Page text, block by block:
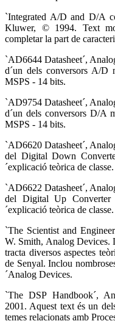
`Integrated A/D and D/A
Kluwer, © 1994. Text
completar la part de
`AD6644 Datasheet´,
d´un dels conversors A/D
MSPS - 14 bits.
`AD9754 Datasheet´,
d´un dels conversors D/A
MSPS - 14 bits.
`AD6620 Datasheet´,
del Digital Down
´explicació teòrica de classe.
`AD6622 Datasheet´,
del Digital Up Converter
´explicació teòrica de classe.
`The Scientist and
W. Smith, Analog Devices.
tracta diversos aspectes
de Senyal. Inclou
´Analog Devices.
`The DSP Handbook´,
2001. Aquest text és un
temes relacionats amb